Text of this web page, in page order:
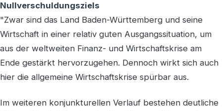
Nullverschuldungsziels
"Zwar sind das Land Baden-Württemberg und seine
Wirtschaft in einer relativ guten Ausgangssituation, um
aus der weltweiten Finanz- und Wirtschaftskrise am
Ende gestärkt hervorzugehen. Dennoch wirkt sich auch
hier die allgemeine Wirtschaftskrise spürbar aus.
Im weiteren konjunkturellen Verlauf bestehen deutliche